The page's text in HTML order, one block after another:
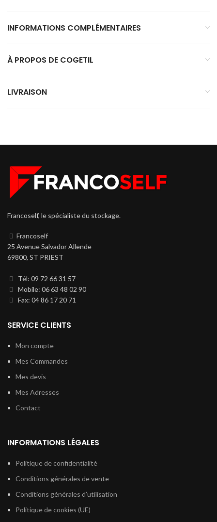
INFORMATIONS COMPLÉMENTAIRES
À PROPOS DE COGETIL
LIVRAISON
Francoself, le spécialiste du stockage.
Francoself
25 Avenue Salvador Allende
69800, ST PRIEST
Tél: 09 72 66 31 57
Mobile: 06 63 48 02 90
Fax: 04 86 17 20 71
SERVICE CLIENTS
Mon compte
Mes Commandes
Mes devis
Mes Adresses
Contact
INFORMATIONS LÉGALES
Politique de confidentialité
Conditions générales de vente
Conditions générales d’utilisation
Politique de cookies (UE)